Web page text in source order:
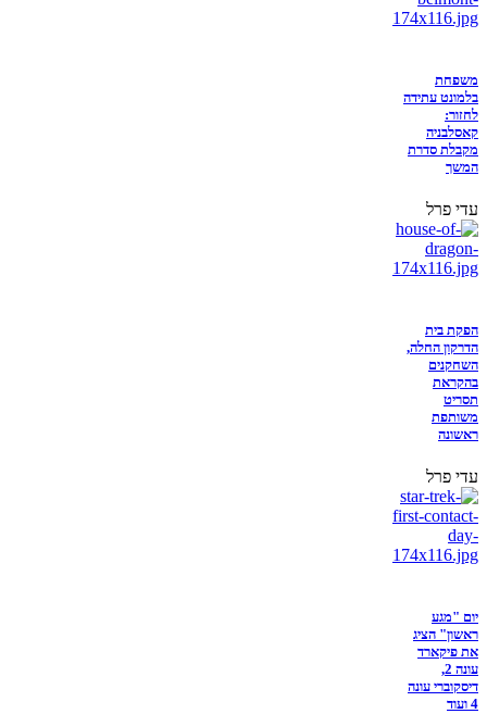
משפחת
בלמונט עתידה
לחזור:
קאסלבניה
מקבלת סדרת
המשך
עדי פרל
הפקת בית
הדרקון החלה,
השחקנים
בהקראת
תסריט
משותפת
ראשונה
עדי פרל
יום "מגע
ראשון" הציג
את פיקארד
עונה 2,
דיסקוברי עונה
4 ועוד